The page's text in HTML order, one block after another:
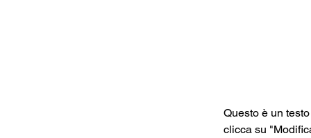
Questo è un
clicca su